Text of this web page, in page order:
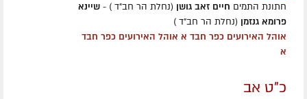
חתונת התמים חיים זאב גושן (נחלת הר חב"ד ) - שיינא
פרומא גנזמן (נחלת הר חב"ד )
אוהל האירועים כפר חבד א אוהל האירועים כפר חבד
א
כ"ט אב